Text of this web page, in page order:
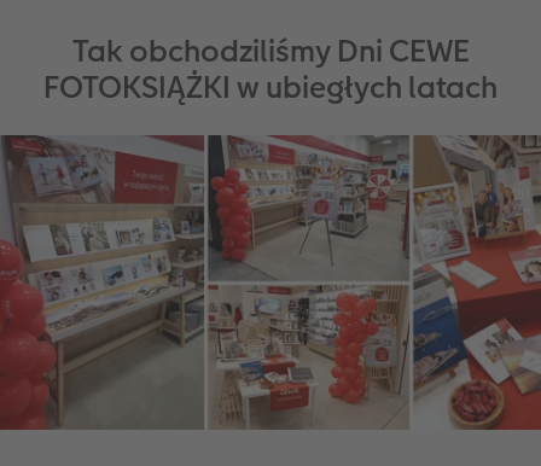
Przykłady klientów
Dodatki do fotoksiążki
Dodatki do zdjęć
Terminarz ścienny roczny
Dodatki do kalendarzy
Tak obchodziliśmy Dni CEWE
FOTOKSIĄŻKI w ubiegłych latach